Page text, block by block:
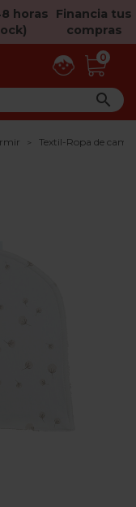
horas
Financia tus
compras
0

Textil-Ropa de cama